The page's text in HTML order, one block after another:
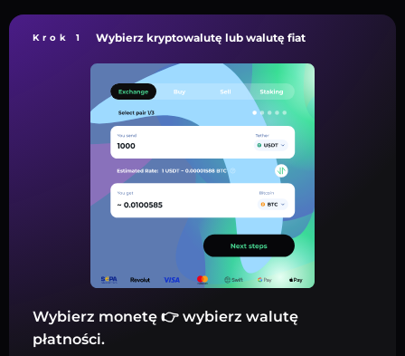
Krok 1 Wybierz kryptowalutę lub walutę fiat
Wybierz monetę 👉 wybierz walutę
płatności.